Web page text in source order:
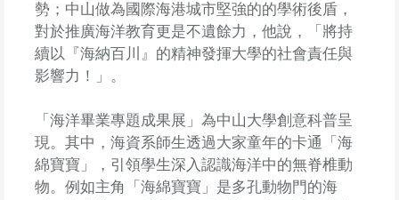
勢；中山做為國際海港城市堅強的的學術後盾，
對於推廣海洋教育更是不遺餘力，他說，「將持
續以『海納百川』的精神發揮大學的社會責任與
影響力！」。
「海洋畢業專題成果展」為中山大學創意科普呈
現。其中，海資系師生透過大家童年的卡通「海
綿寶寶」，引領學生深入認識海洋中的無脊椎動
物。例如主角「海綿寶寶」是多孔動物門的海